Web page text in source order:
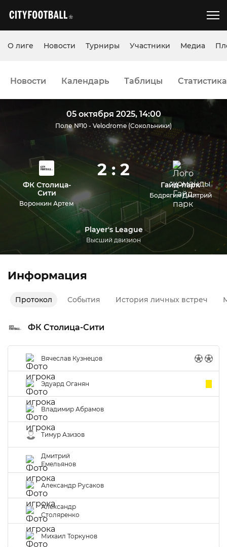
О лиге Новости Турниры Участники Медиа
Новости Календарь Таблицы Статистика
05 октября 2025, 14:00
Поле №10 - Velodrome (Сокольники)
ФК Столица-
Сити
Воронкин Артем
2 : 2
Гайд-парк
Бодрягин Дмитрий
Player's League
Высший двизион
Информация
Протокол События История личных встреч
ФК Столица-Сити
Вячеслав Кузнецов
Эдуард Оганян
Владимир Абрамов
Тимур Азизов
Дмитрий
Емельянов
Александр Русаков
Александр
Столяренко
Михаил Торкунов